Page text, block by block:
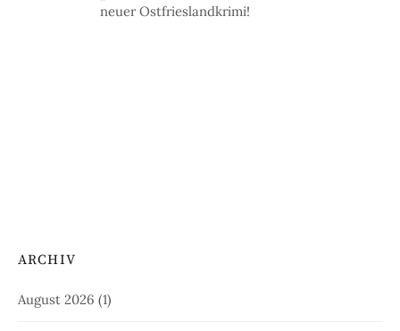
neuer Ostfrieslandkrimi!
ARCHIV
August 2026 (1)